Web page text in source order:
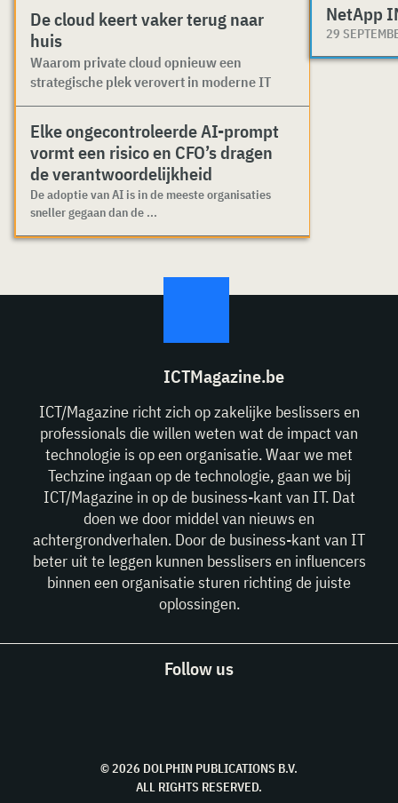
De cloud keert vaker terug naar
huis
Waarom private cloud opnieuw een
strategische plek verovert in moderne IT
Elke ongecontroleerde AI-prompt
vormt een risico en CFO’s dragen
de verantwoordelijkheid
De adoptie van AI is in de meeste organisaties
sneller gegaan dan de ...
NetApp
29
ICTMagazine.be
ICT/Magazine richt zich op zakelijke beslissers en
professionals die willen weten wat de impact van
technologie is op een organisatie. Waar we met
Techzine ingaan op de technologie, gaan we bij
ICT/Magazine in op de business-kant van IT. Dat
doen we door middel van nieuws en
achtergrondverhalen. Door de business-kant van IT
beter uit te leggen kunnen besslisers en influencers
binnen een organisatie sturen richting de juiste
oplossingen.
Follow us
© 2026 DOLPHIN PUBLICATIONS B.V.
ALL RIGHTS RESERVED.